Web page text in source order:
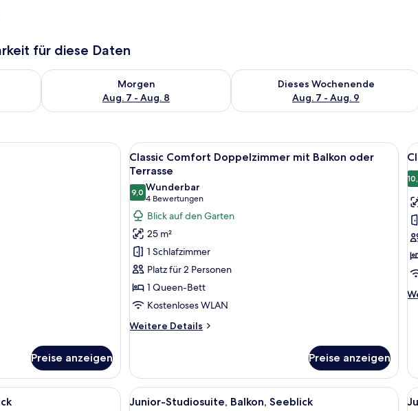
für diese Daten
heute Nacht, Aug. 6 - Aug. 7.
Morgen
Aug. 7 - Aug. 8
Überprüfe die Verfügbarkeit für morgen, Aug. 7 - Aug. 8.
Dieses Wochenende
Aug. 7 - Aug. 9
Überprüfe die Verfügbarkeit für
Zimmersafe, kostenloses WLAN, Bettwäsche
Preise anzeigen
Alle
Fotos
für
Classic
Comfort
Doppelzimmer
mit
Balkon
oder
Terrasse
anzeigen
Allergikerbettwaren, Zimmersafe,
4
Classic Comfort Doppelzimmer mit Balkon oder
Terrasse
9,09,0 von 10
Wunderbar
4 Bewertungen
(4
Bewertungen)
Blick auf den Garten
25 m²
1 Schlafzimmer
Platz für 2 Personen
1 Queen-Bett
Kostenloses WLAN
Weitere Details
Weitere
Comfort
Doppelzimmer
mit
Preise anzeigen
Zimmersafe, kostenloses WLAN, Bettwäsche
Alle
Junior-Studiosuite, Balkon, Seeblick
3
Junior-Studiosuite, Balkon, Seeblick